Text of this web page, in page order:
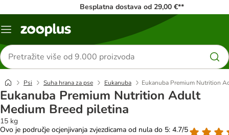
Besplatna dostava od 29,00 €**
Izbornik
Traži
proizvode
Psi Suha hrana za pse Eukanuba Eukanuba Premium Nutrition
Eukanuba Premium Nutrition Adult
Medium Breed piletina
15 kg
Ovo je područje ocjenjivanja zvjezdicama od nula do 5: 4.7/5